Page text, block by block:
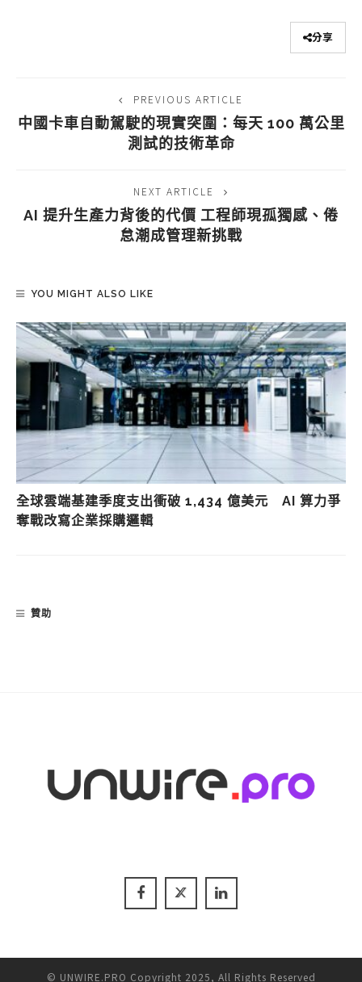
分享
PREVIOUS ARTICLE
中國卡車自動駕駛的現實突圍：每天 100 萬公里
測試的技術革命
NEXT ARTICLE
AI 提升生產力背後的代價 工程師現孤獨感、倦
怠潮成管理新挑戰
YOU MIGHT ALSO LIKE
全球雲端基建季度支出衝破 1,434 億美元 AI 算力爭
奪戰改寫企業採購邏輯
贊助
© UNWIRE.PRO Copyright 2025, All Rights Reserved